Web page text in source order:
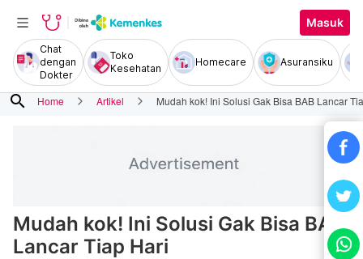
Masuk
Chat
dengan
Dokter
Toko
Kesehatan
Homecare Asuransiku
search Home Artikel Mudah kok! Ini Solusi Gak Bisa BAB Lancar
Mudah kok! Ini Solusi Gak Bisa BAB
Lancar Tiap Hari